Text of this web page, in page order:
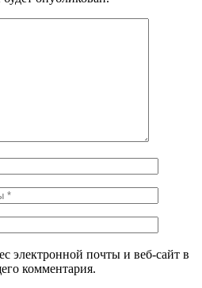
электронной почты и веб-сайт в
комментария.